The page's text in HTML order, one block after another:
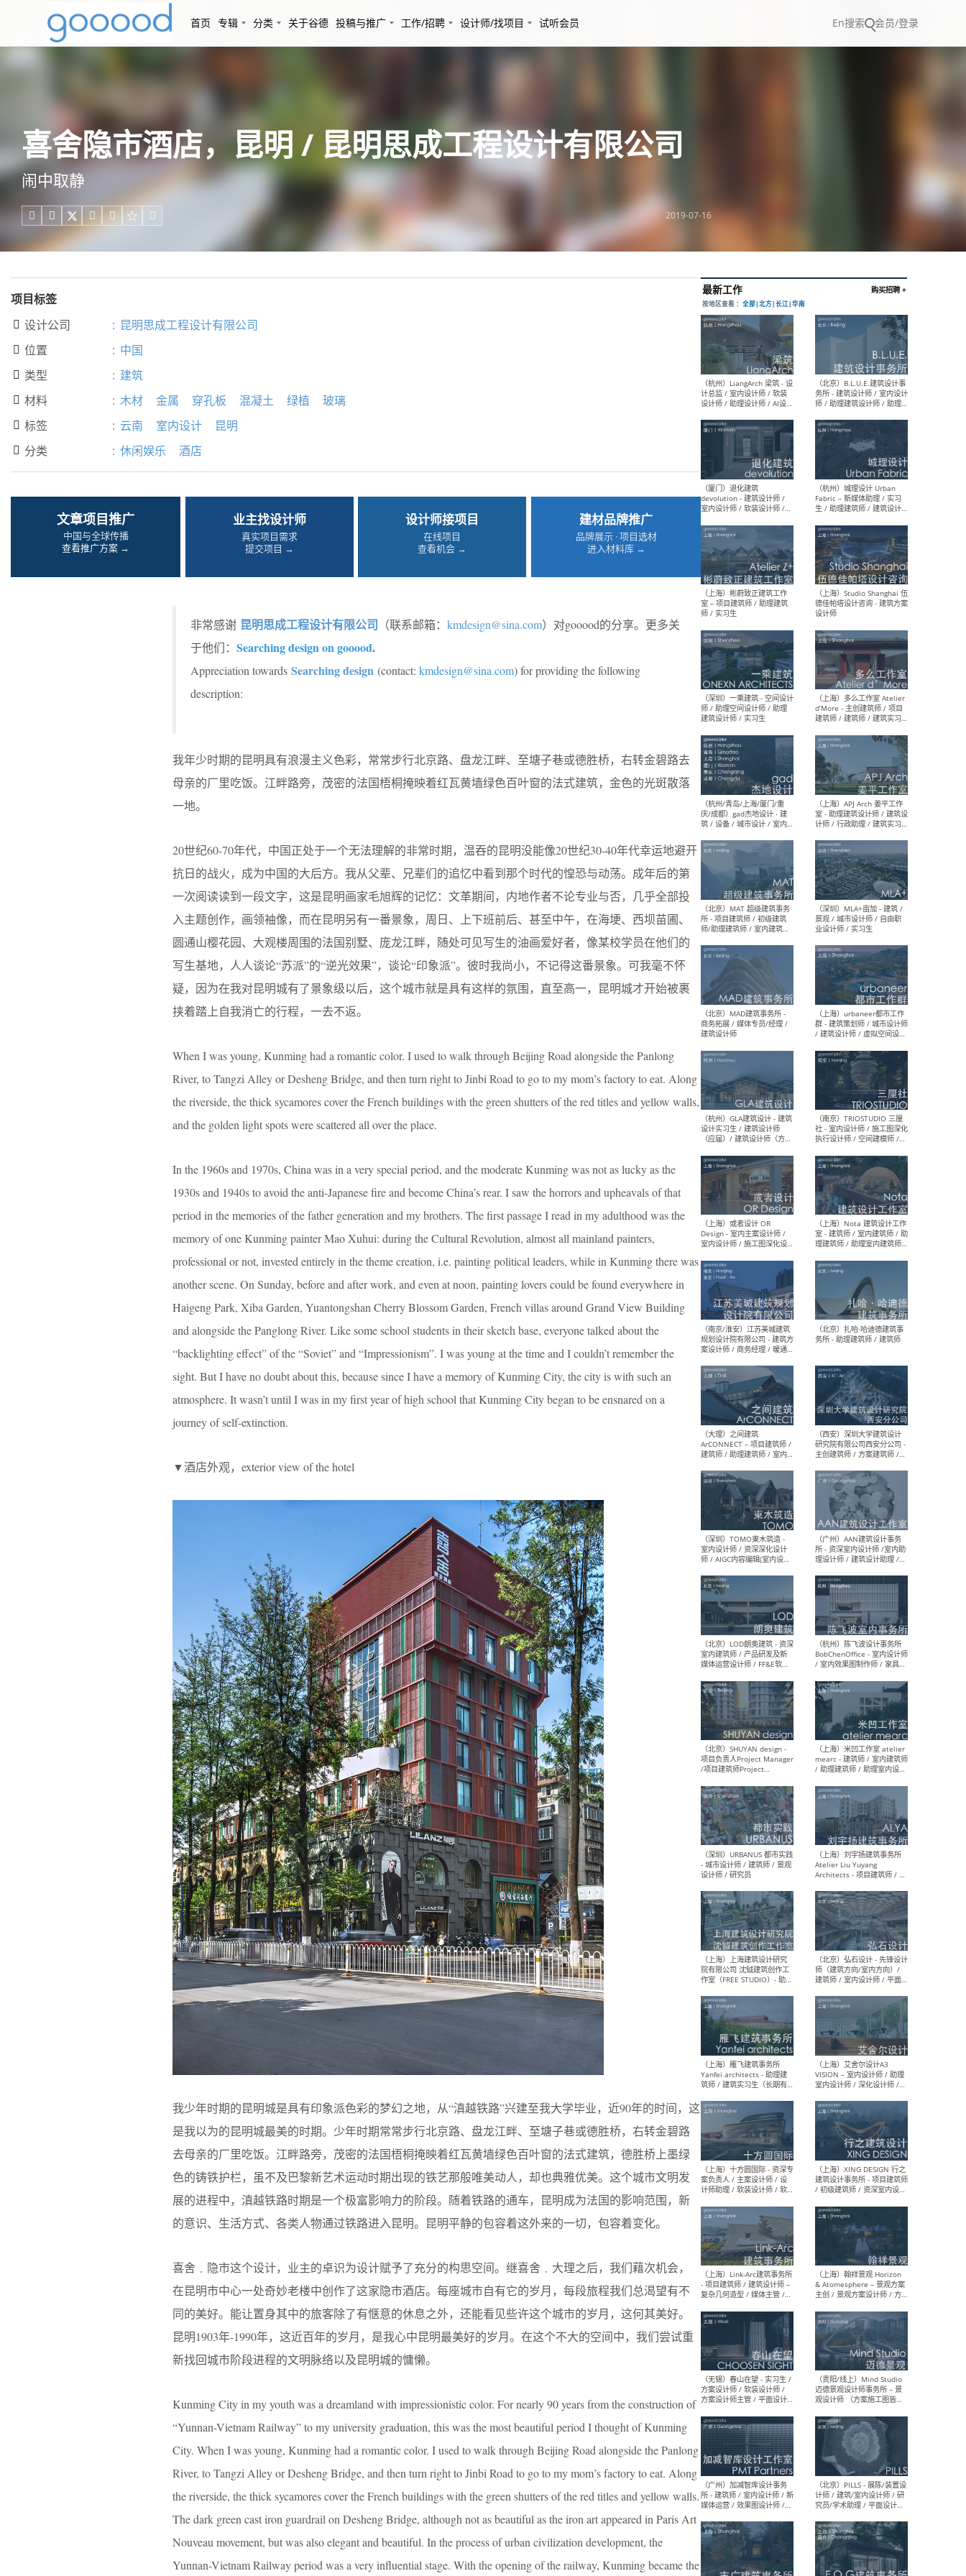
首页 专辑 分类 关于谷德 投稿与推广 工作/招聘 设计师/找项目 试听会员 En搜索 会员/登录
喜舍隐市酒店，昆明 / 昆明思成工程设计有限公司
闹中取静
     2019-07-16
项目标签
 设计公司 : 昆明思成工程设计有限公司
 位置 : 中国
 类型 : 建筑
 材料 : 木材 金属 穿孔板 混凝土 绿植 玻璃
 标签 : 云南 室内设计 昆明
 分类 : 休闲娱乐 酒店
文章项目推广
中国与全球传播
查看推广方案 →
业主找设计师
真实项目需求
提交项目 →
设计师接项目
在线项目
查看机会 →
建材品牌推广
品牌展示 · 项目选材
进入材料库 →
非常感谢 昆明思成工程设计有限公司 （联系邮箱： kmdesign@sina.com）对gooood的分享。更多关
于他们： Searching design on gooood.
Appreciation towards Searching design (contact: kmdesign@sina.com) for providing the following
description:
我年少时期的昆明具有浪漫主义色彩，常常步行北京路、盘龙江畔、至塘子巷或德胜桥，右转金碧路去
母亲的厂里吃饭。江畔路旁，茂密的法国梧桐掩映着红瓦黄墙绿色百叶窗的法式建筑，金色的光斑散落
一地。
20世纪60-70年代，中国正处于一个无法理解的非常时期，温吞的昆明没能像20世纪30-40年代幸运地避开
抗日的战火，成为中国的大后方。我从父辈、兄辈们的追忆中看到那个时代的惶恐与动荡。成年后的第
一次阅读读到一段文字，这是昆明画家毛旭辉的记忆：文革期间，内地作者不论专业与否，几乎全部投
入主题创作，画领袖像，而在昆明另有一番景象，周日、上下班前后、甚至中午，在海埂、西坝苗圃、
圆通山樱花园、大观楼周围的法国别墅、庞龙江畔，随处可见写生的油画爱好者，像某校学员在他们的
写生基地，人人谈论“苏派”的“逆光效果”，谈论“印象派”。彼时我尚小，不记得这番景象。可我毫不怀
疑，因为在我对昆明城有了景象级以后，这个城市就是具有这样的氛围，直至高一，昆明城才开始被裹
挟着踏上自我消亡的行程，一去不返。
When I was young, Kunming had a romantic color. I used to walk through Beijing Road alongside the Panlong
River, to Tangzi Alley or Desheng Bridge, and then turn right to Jinbi Road to go to my mom’s factory to eat. Along
the riverside, the thick sycamores cover the French buildings with the green shutters of the red titles and yellow walls,
and the golden light spots were scattered all over the place.
In the 1960s and 1970s, China was in a very special period, and the moderate Kunming was not as lucky as the
1930s and 1940s to avoid the anti-Japanese fire and become China’s rear. I saw the horrors and upheavals of that
period in the memories of the father generation and my brothers. The first passage I read in my adulthood was the
memory of one Kunming painter Mao Xuhui: during the Cultural Revolution, almost all mainland painters,
professional or not, invested entirely in the theme creation, i.e. painting political leaders, while in Kunming there was
another scene. On Sunday, before and after work, and even at noon, painting lovers could be found everywhere in
Haigeng Park, Xiba Garden, Yuantongshan Cherry Blossom Garden, French villas around Grand View Building
and alongside the Panglong River. Like some school students in their sketch base, everyone talked about the
“backlighting effect” of the “Soviet” and “Impressionism”. I was young at the time and I couldn’t remember the
sight. But I have no doubt about this, because since I have a memory of Kunming City, the city is with such an
atmosphere. It wasn’t until I was in my first year of high school that Kunming City began to be ensnared on a
journey of self-extinction.
▼酒店外观，exterior view of the hotel
我少年时期的昆明城是具有印象派色彩的梦幻之地，从“滇越铁路”兴建至我大学毕业，近90年的时间，这
是我以为的昆明城最美的时期。少年时期常常步行北京路、盘龙江畔、至塘子巷或德胜桥，右转金碧路
去母亲的厂里吃饭。江畔路旁，茂密的法国梧桐掩映着红瓦黄墙绿色百叶窗的法式建筑，德胜桥上墨绿
色的铸铁护栏，虽不及巴黎新艺术运动时期出现的铁艺那般唯美动人，却也典雅优美。这个城市文明发
展的进程中，滇越铁路时期是一个极富影响力的阶段。随着铁路的通车，昆明成为法国的影响范围，新
的意识、生活方式、各类人物通过铁路进入昆明。昆明平静的包容着这外来的一切，包容着变化。
喜舍﹒隐市这个设计，业主的卓识为设计赋予了充分的构思空间。继喜舍﹒大理之后，我们藉次机会，
在昆明市中心一处奇妙老楼中创作了这家隐市酒店。每座城市自有它的岁月，每段旅程我们总渴望有不
同的美好。能让置身其中的旅客除了有惬意的休息之外，还能看见些许这个城市的岁月，这何其美好。
昆明1903年-1990年，这近百年的岁月，是我心中昆明最美好的岁月。在这个不大的空间中，我们尝试重
新找回城市阶段进程的文明脉络以及昆明城的慵懒。
Kunming City in my youth was a dreamland with impressionistic color. For nearly 90 years from the construction of
“Yunnan-Vietnam Railway” to my university graduation, this was the most beautiful period I thought of Kunming
City. When I was young, Kunming had a romantic color. I used to walk through Beijing Road alongside the Panlong
River, to Tangzi Alley or Desheng Bridge, and then turn right to Jinbi Road to go to my mom’s factory to eat. Along
the riverside, the thick sycamores cover the French buildings with the green shutters of the red titles and yellow walls.
The dark green cast iron guardrail on Desheng Bridge, although not as beautiful as the iron art appeared in Paris Art
Nouveau movement, but was also elegant and beautiful. In the process of urban civilization development, the
Yunnan-Vietnam Railway period was a very influential stage. With the opening of the railway, Kunming became the
最新工作
全部 |北方 |长江
（杭州）LiangArch 梁筑 - 设
计总监 / 室内设计师 / 软装
设计师 / 助理设计师 / AI设计
师 / 施工图深化设计师 / 品
牌商务总助
（厦门）退化建筑
devolution - 建筑设计师 /
室内设计师 / 软装设计师 /
项目统筹 / 合伙人助理
（上海）彬蔚致正建筑工作
室 – 项目建筑师 / 助理建筑
师 / 实习生
（深圳）一乘建筑 - 空间设计
师 / 助理空间设计师 / 助理
（杭州/青岛/上海/厦门/重
庆/成都）gad杰地设计 - 建
筑 / 设备 / 城市设计 / 室内 /
幕墙 / BIM / 成本 / 工程 / 运
营 / 品牌 / 观点views / 实习
（北京）MAT 超级建筑事务
所 - 项目建筑师 / 初级建筑
师/助理建筑师 / 室内建筑师
/ 实习生
（北京）MAD建筑事务所 -
商务拓展 / 媒体专员/经理 /
建筑设计师
（杭州）GLA建筑设计 - 建筑
设计实习生 / 建筑设计师
（应届）/ 建筑设计师（方案
设计）/ 建筑设计师（施工
（上海）或者设计 OR
Design - 室内主案设计师 /
室内设计师 / 施工图深化设
计师 / 室内设计助理 / 新媒
体运营
（南京/淮安）江苏美城建筑
规划设计院有限公司 - 建筑方
设计师 / 造价工程师
（大理）之间建筑
ArCONNECT – 项目建筑师 /
建筑师 / 助理建筑师 / 室内
设计师 / 实习生
（深圳）TOMO東木筑造 -
室内设计师 / 资深深化设计
师 / AIGC内容编辑(室内设计
方向) / 照明设计师 / 软装设
计师
（北京）LOD朗奥建筑 - 资深
室内建筑师 / 产品研发及新
媒体运营设计师 / FF&E软装
设计师 / 深化设计师 / 实习
生
（北京）SHUYAN design -
项目负责人Project Manager
/项目建筑师Project
Architect / 助理建筑师
Assistant Architect / 创始
/ 实习生Intern
（深圳）URBANUS 都市实践
- 城市设计师 / 建筑师 / 景观
设计师 / 研究员
（上海）上海建筑设计研究
院有限公司 沈钺建筑创作工
作室（FREE STUDIO）- 助理
建筑师 / 驻场建筑师 / 实习
生
（上海）雁飞建筑事务所
筑师 / 建筑实习生（长期有
（上海）十方圆国际 - 资深专
案负责人 / 主案设计师 / 设
计师助理 / 软装设计师 / 软
装设计师助理